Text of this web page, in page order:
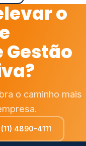
o
Gestão
o caminho mais
4890-4111